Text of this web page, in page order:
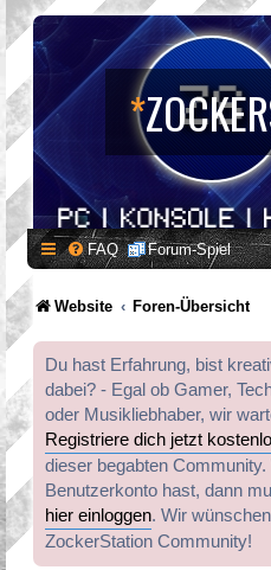
*
FAQ Forum-Spiel
Website Foren-Übersicht
Du hast Erfahrung, bist
dabei? - Egal ob Gamer,
oder Musikliebhaber, wir
Registriere dich jetzt
dieser begabten
Benutzerkonto hast, dann
hier einloggen. Wir
ZockerStation Community!